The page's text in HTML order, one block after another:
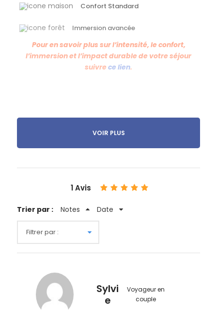
Confort Standard
Immersion avancée
Pour en savoir plus sur l’intensité, le confort,
l’immersion et l’impact durable de votre séjour
suivre ce lien.
Un séjour montagnard Outdoor pour les
séjour Multi-Combo Famille, conçu pour les
à partager. Situé au cœur des Pyrénées, ce séjour
vous invite à combiner plaisirs aquatiques et
terrestres, dans un cadre naturel exceptionnel, idéal
pour s’amuser, se dépenser et renforcer les liens
familiaux.
Un programme varié mêlant Eau et Terre
Découvrez un éventail d’activités adaptées à tous
les membres de la famille. Entre balades en canoë
VOIR PLUS
1 Avis
Trier par : Notes Date
Sylvi
e
Voyageur en
couple